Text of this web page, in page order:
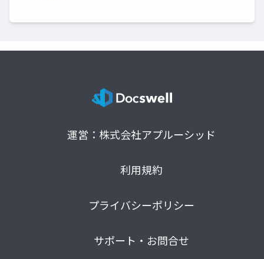
運営：株式会社アプルーシッド
利用規約
プライバシーポリシー
サポート・お問合せ